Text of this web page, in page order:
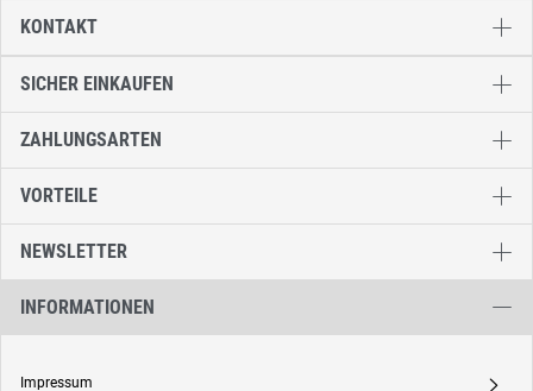
SICHER EINKAUFEN
ZAHLUNGSARTEN
VORTEILE
NEWSLETTER
INFORMATIONEN
Impressum A
KONTAKT